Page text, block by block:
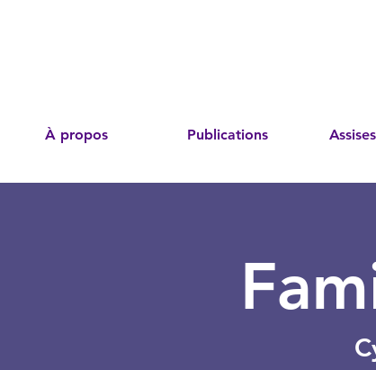
À propos Publications Assises